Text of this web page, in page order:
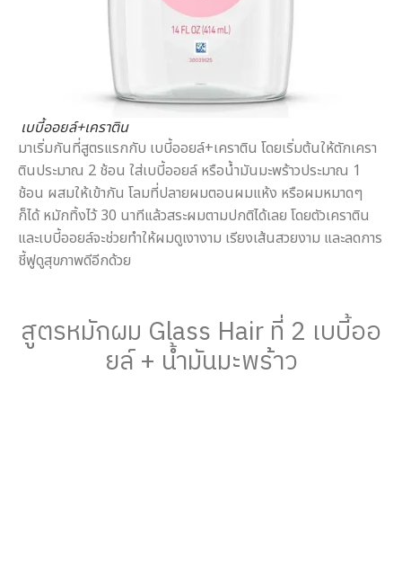
เบบี้ออยล์+เคราติน
มาเริ่มกันที่สูตรแรกกับ เบบี้ออยล์+เคราติน โดยเริ่มต้นให้ตักเครา
ตินประมาณ 2 ช้อน ใส่เบบี้ออยล์ หรือน้ำมันมะพร้าวประมาณ 1
ช้อน ผสมให้เข้ากัน โลมที่ปลายผมตอนผมแห้ง หรือผมหมาดๆ
ก็ได้ หมักทิ้งไว้ 30 นาทีแล้วสระผมตามปกติได้เลย โดยตัวเคราติน
และเบบี้ออยล์จะช่วยทำให้ผมดูเงางาม เรียงเส้นสวยงาม และลดการ
ชี้ฟูดูสุขภาพดีอีกด้วย
สูตรหมักผม Glass Hair ที่ 2 เบบี้ออ
ยล์ + น้ำมันมะพร้าว